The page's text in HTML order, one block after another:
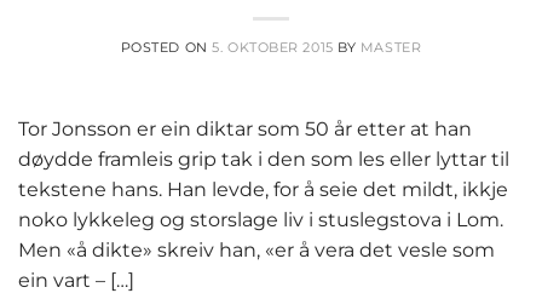
POSTED ON5. OKTOBER 2015 BY MASTER
Tor Jonsson er ein diktar som 50 år etter at han
døydde framleis grip tak i den som les eller lyttar til
tekstene hans. Han levde, for å seie det mildt, ikkje
noko lykkeleg og storslage liv i stuslegstova i Lom.
Men «å dikte» skreiv han, «er å vera det vesle som
ein vart – […]